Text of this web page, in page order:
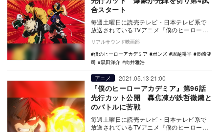
合スタート
毎週土曜日に読売テレビ・日本テレビ系で
放送されているTVアニメ『僕のヒーローア
カデミア』より、第97話の先行カットが公
開された。…
リアルサウンド映画部
僕のヒーローアカデミア
ボンズ 堀越耕平
長崎健
司
黒田洋介 向井雅浩
アニメ 2021.05.13 21:00
『僕のヒーローアカデミア』第96話
先行カット公開 轟焦凍が鉄哲徹鐵と
のバトルに苦戦
毎週土曜日に読売テレビ・日本テレビ系で
放送されているTVアニメ『僕のヒーローア